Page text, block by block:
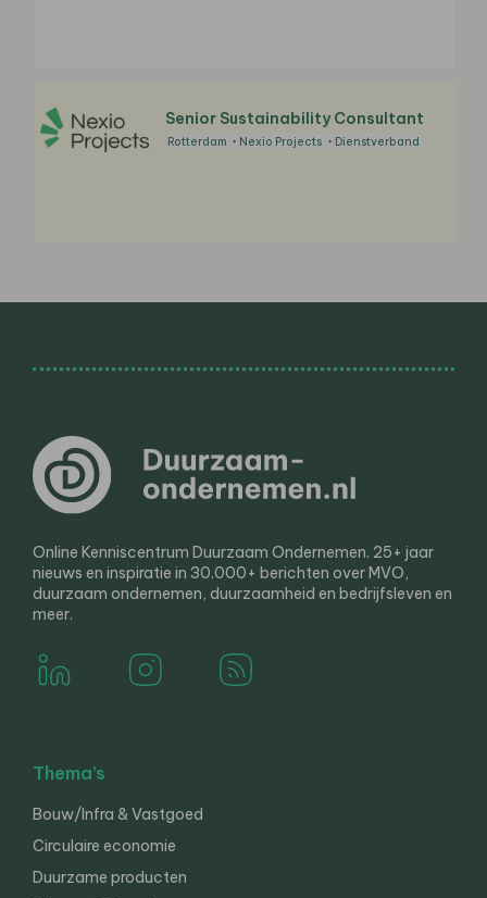
Senior Sustainability Consultant
Rotterdam Nexio Projects Dienstverband
Online Kenniscentrum Duurzaam Ondernemen. 25+ jaar
nieuws en inspiratie in 30.000+ berichten over MVO,
duurzaam ondernemen, duurzaamheid en bedrijfsleven en
meer.
Thema’s
Bouw/Infra & Vastgoed
Circulaire economie
Duurzame producten